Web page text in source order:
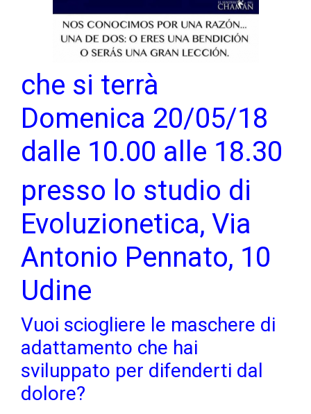
che si terrà
Domenica 20/05/18
dalle 10.00 alle 18.30
presso lo studio di
Evoluzionetica, Via
Antonio Pennato, 10
Udine
Vuoi sciogliere le maschere di
adattamento che hai
sviluppato per difenderti dal
dolore?